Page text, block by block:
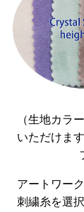
（生地カラ
いただけま
アートワー
刺繍糸を選